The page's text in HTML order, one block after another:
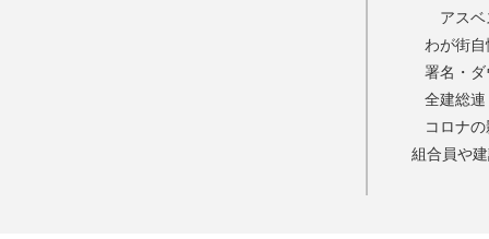
アス
わが街自
署名・
全建総
コロナ
組合員や